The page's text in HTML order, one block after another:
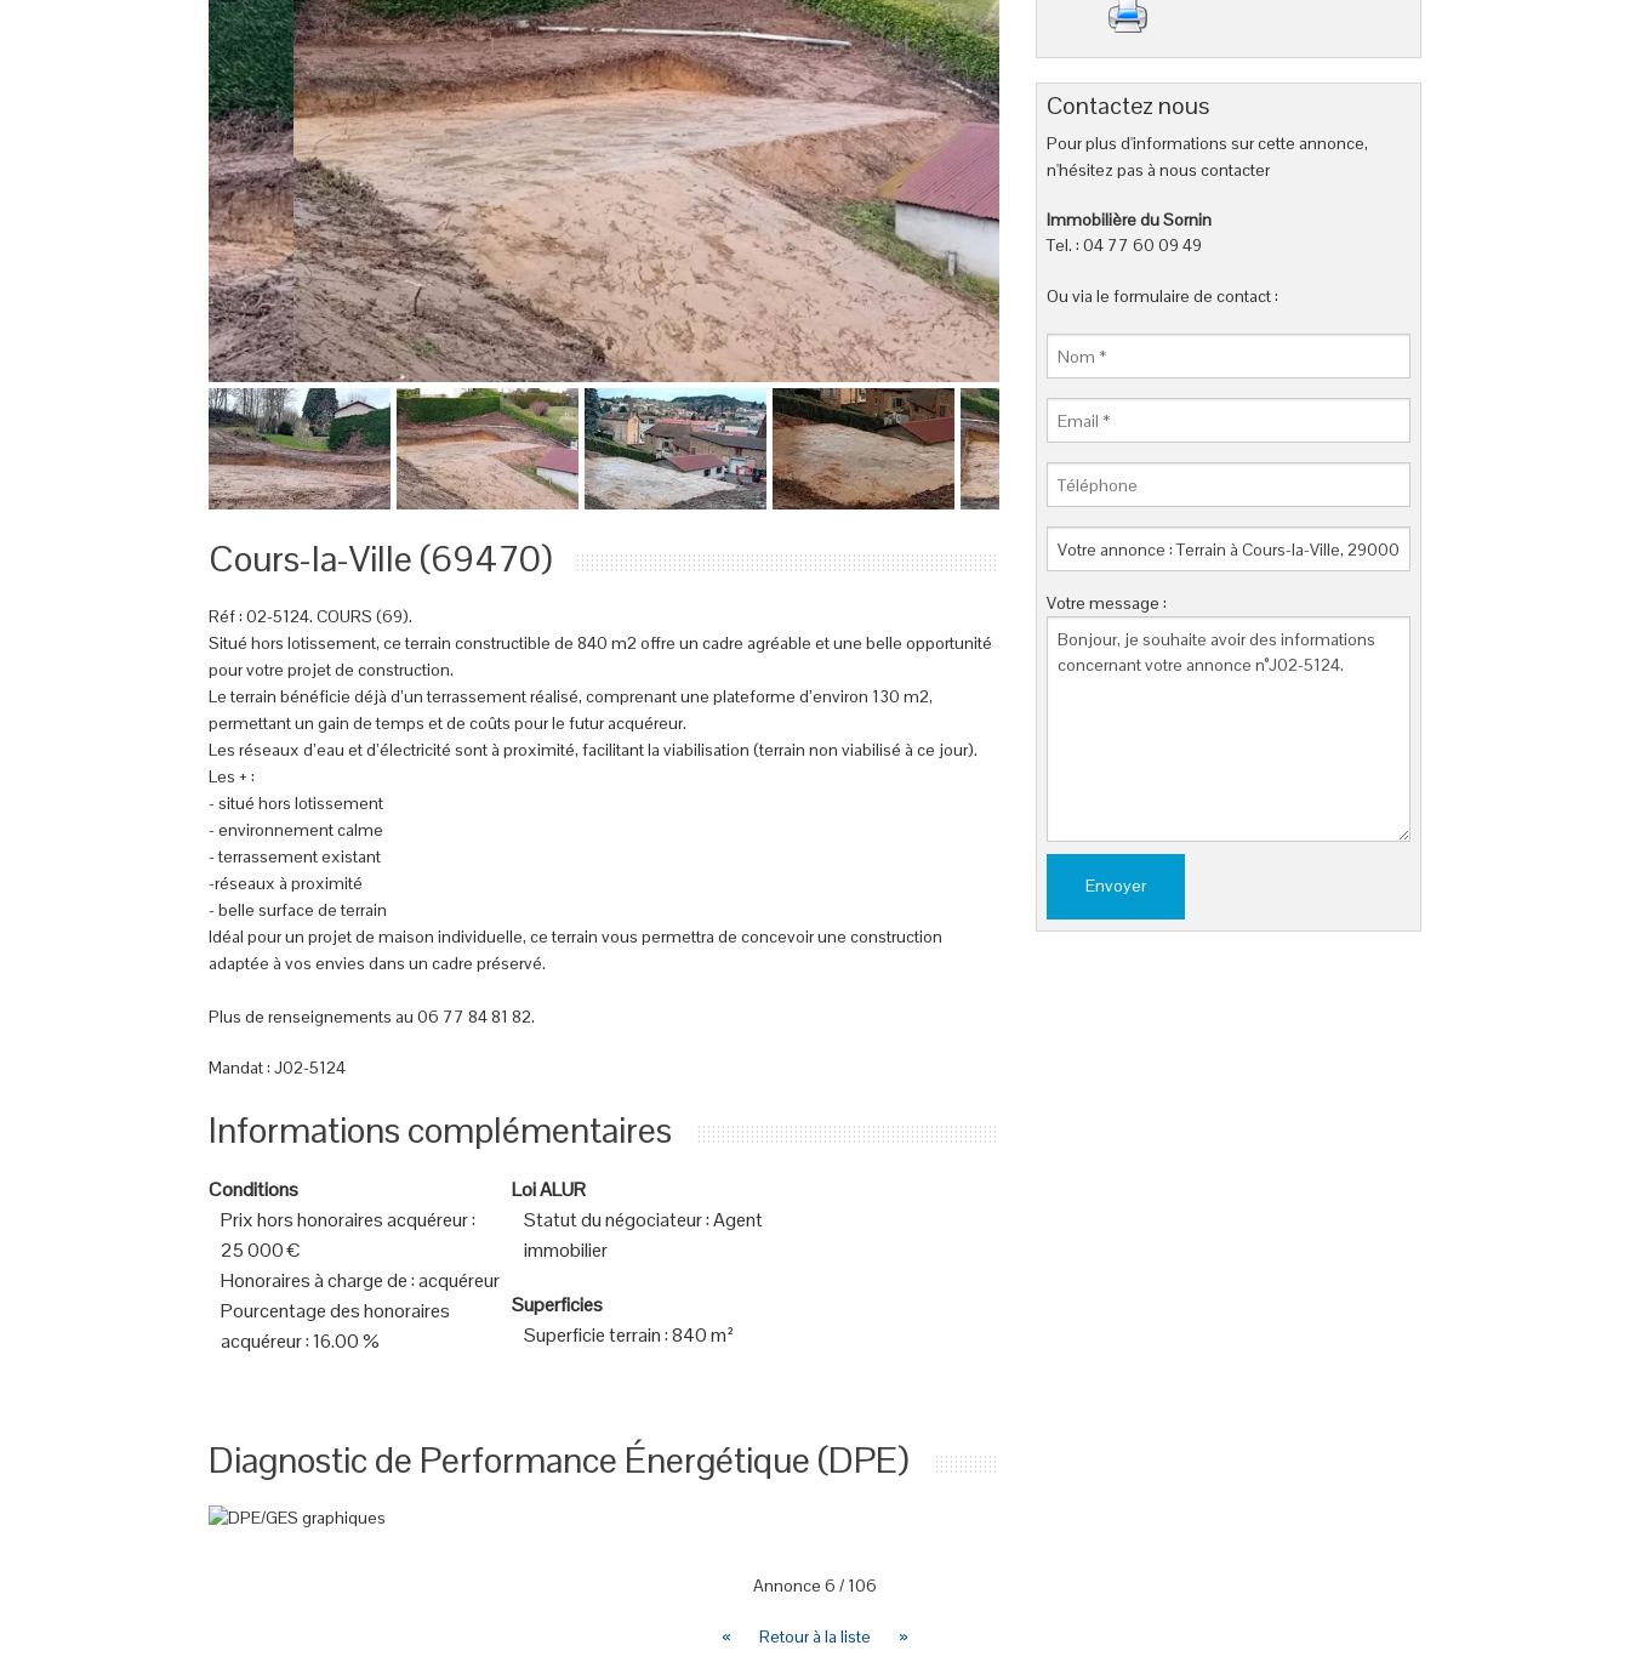
Cours-la-Ville (69470)
Réf : 02-5124. COURS (69).
Situé hors lotissement, ce terrain constructible de 840 m2 offre un cadre agréable et une belle opportunité
pour votre projet de construction.
Le terrain bénéficie déjà d’un terrassement réalisé, comprenant une plateforme d’environ 130 m2,
permettant un gain de temps et de coûts pour le futur acquéreur.
Les réseaux d’eau et d’électricité sont à proximité, facilitant la viabilisation (terrain non viabilisé à ce jour).
Les + :
- situé hors lotissement
- environnement calme
- terrassement existant
-réseaux à proximité
- belle surface de terrain
Idéal pour un projet de maison individuelle, ce terrain vous permettra de concevoir une construction
adaptée à vos envies dans un cadre préservé.
Plus de renseignements au 06 77 84 81 82.
Mandat : J02-5124
Informations complémentaires
Conditions
Prix hors honoraires acquéreur:
25 000 €
Honoraires à charge de:acquéreur
Pourcentage des honoraires
acquéreur:16.00 %
Loi ALUR
Statut du négociateur:Agent
immobilier
Superficies
Superficie terrain:840 m²
Diagnostic de Performance Énergétique (DPE)
Contactez nous
Pour plus d'informations sur cette annonce,
n'hésitez pas à nous contacter
Immobilière du Sornin
Tel. : 04 77 60 09 49
Ou via le formulaire de contact :
Votre message :
Envoyer
Annonce 6 / 106
« Retour à la liste »